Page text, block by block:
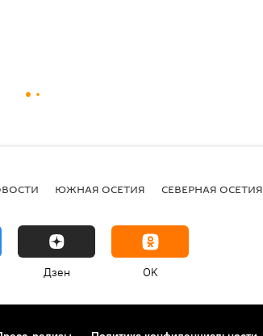
ЮЖНАЯ ОСЕТИЯ СЕВЕРНАЯ ОСЕТИЯ
Дзен OK